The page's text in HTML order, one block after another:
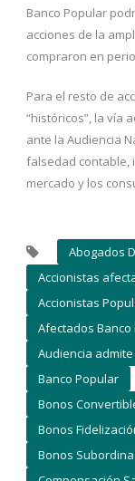
Banco Popular
acciones de la
compraron en
Para el resto de
“históricos”, la vía
ante la Audiencia
falsedad contable,
mercado y los
Abogados
Accionistas
Accionistas
Afectados
Audiencia
Banco Popular
Bonos
Bonos
Bonos